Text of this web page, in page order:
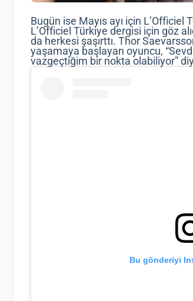
Bugün ise Mayıs ayı için
L’Officiel Türkiye dergisi için göz
da herkesi şaşırttı. Thor
yaşamaya başlayan oyuncu,
vazgeçtiğim bir nokta olabiliyor”
Bu gönderiyi